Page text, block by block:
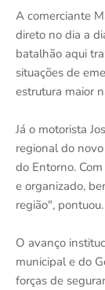
A comerciante
direto no dia a
batalhão aqui
situações de
estrutura maior
Já o motorista
regional do
do Entorno.
e organizado,
região", pontuou.
O avanço
municipal e do
forças de